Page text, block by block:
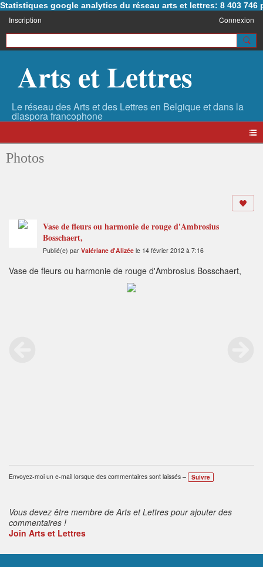
Statistiques google analytics du réseau arts et lettres: 8 403 746
Inscription Connexion
Arts et Lettres
Photos
Vase de fleurs ou harmonie de rouge d'Ambrosius
Bosschaert,
Publié(e) par Valériane d'Alizée le 14 février 2012 à 7:16
Vase de fleurs ou harmonie de rouge d'Ambrosius Bosschaert,
Envoyez-moi un e-mail lorsque des commentaires sont laissés – Suivre
Vous devez être membre de Arts et Lettres pour ajouter des
commentaires !
Join Arts et Lettres